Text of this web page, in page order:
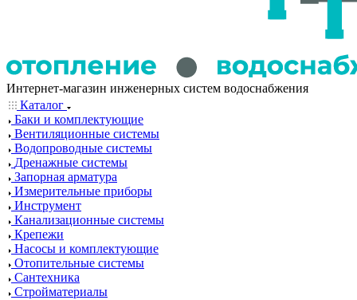
Интернет-магазин инженерных систем водоснабжения
Каталог
Баки и комплектующие
Вентиляционные системы
Водопроводные системы
Дренажные системы
Запорная арматура
Измерительные приборы
Инструмент
Канализационные системы
Крепежи
Насосы и комплектующие
Отопительные системы
Сантехника
Стройматериалы